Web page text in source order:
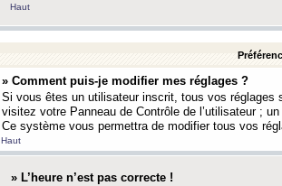
Haut
» Comment puis-je modifier mes réglages ?
Si vous êtes un utilisateur inscrit, tous vos réglages
visitez votre Panneau de Contrôle de l’utilisateur ;
Ce système vous permettra de modifier tous vos
Haut
» L’heure n’est pas correcte !